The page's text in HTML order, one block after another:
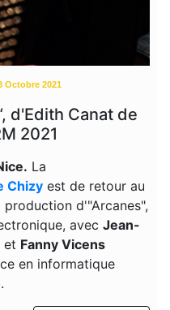
Octobre 2021
d'Edith Canat de
2021
La
Chizy est de retour au
d'"Arcanes",
avec Jean-
et Fanny Vicens
en informatique
.